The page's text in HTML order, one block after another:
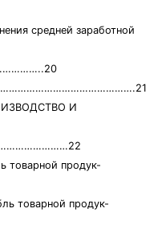
средней заработной
И
товарной продук-
товарной продук-